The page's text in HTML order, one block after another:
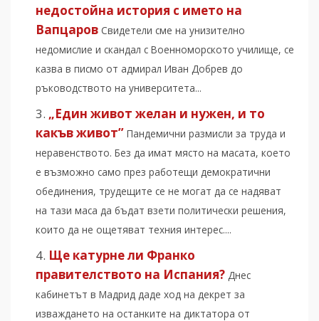
недостойна история с името на
Вапцаров Свидетели сме на унизително
недомислие и скандал с Военноморското училище, се
казва в писмо от адмирал Иван Добрев до
ръководството на университета...
„Един живот желан и нужен, и то
какъв живот” Пандемични размисли за труда и
неравенството. Без да имат място на масата, което
е възможно само през работещи демократични
обединения, трудещите се не могат да се надяват
на тази маса да бъдат взети политически решения,
които да не ощетяват техния интерес....
Ще катурне ли Франко
правителството на Испания? Днес
кабинетът в Мадрид даде ход на декрет за
изваждането на останките на диктатора от